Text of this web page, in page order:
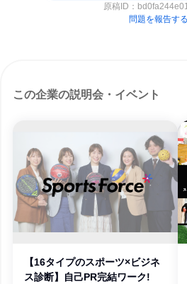
原稿ID：
問題を報告する
この企業の説明会・イベント
【16タイプのスポーツ×ビジネ
ス診断】自己PR完結ワーク!